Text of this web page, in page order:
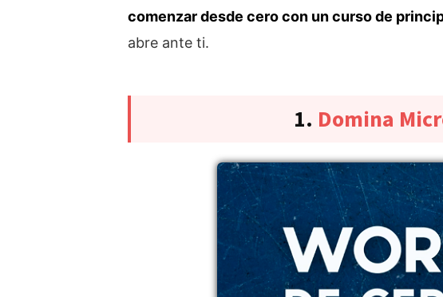
comenzar desde cero con un curso de
abre ante ti.
1. Domina